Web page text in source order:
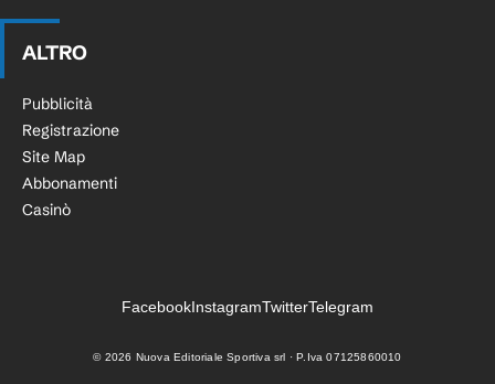
ALTRO
Pubblicità
Registrazione
Site Map
Abbonamenti
Casinò
FacebookInstagramTwitterTelegram
© 2026 Nuova Editoriale Sportiva srl · P.Iva 07125860010